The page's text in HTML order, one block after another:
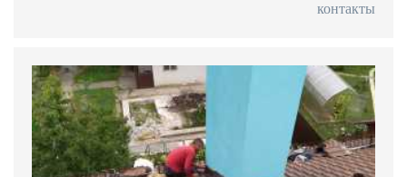
контакты